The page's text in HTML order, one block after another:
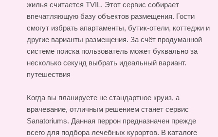
жилья считается TVIL. Этот сервис собирает
впечатляющую базу объектов размещения. Гости
смогут избрать апартаменты, бутик-отели, коттеджи и
другие варианты размещения. За счёт продуманной
системе поиска пользователь может буквально за
несколько секунд выбрать идеальный вариант.
путешествия
Когда вы планируете не стандартное круиз, а
врачевание, отличным решением станет сервис
Sanatoriums. Данная перрон предназначен прежде
всего для подбора лечебных курортов. В каталоге